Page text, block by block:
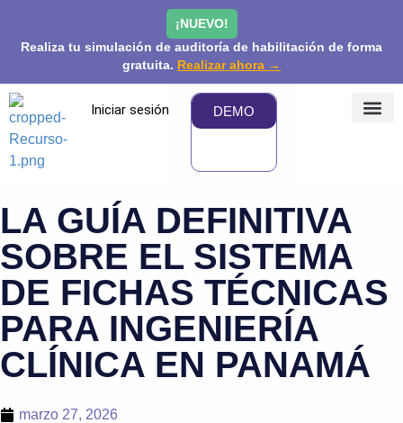
¡NUEVO!
Realiza tu simulación de auditoría de habilitación de forma
gratuita. Realizar ahora →
Iniciar sesión DEMO
LA GUÍA DEFINITIVA
SOBRE EL SISTEMA
DE FICHAS TÉCNICAS
PARA INGENIERÍA
CLÍNICA EN PANAMÁ
marzo 27, 2026